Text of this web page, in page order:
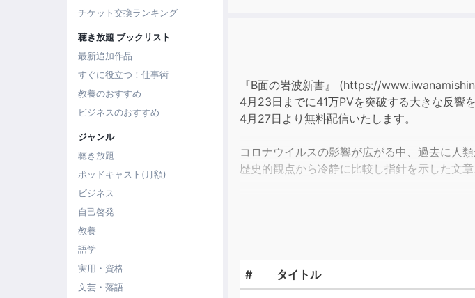
チケット交換ランキング
聴き放題 ブックリスト
最新追加作品
すぐに役立つ！仕事術
教養のおすすめ
ビジネスのおすすめ
ジャンル
聴き放題
ポッドキャスト(月額)
ビジネス
自己啓発
教養
語学
実用・資格
文芸・落語
『B面の岩波新書』 (https://
4月23日までに41万PVを突破する大きな反響
4月27日より無料配信いたします。
コロナウイルスの影響が広がる中、過去に人
歴史的観点から冷静に比較し指針を示した文章
多くの方に現在の状況を歴史的にとらえ、パ
# タイトル